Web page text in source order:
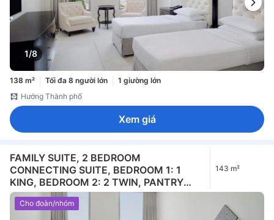
1/8
138 m² Tối đa 8 người lớn
1 giường lớn
Hướng Thành phố
Xem giá
FAMILY SUITE, 2 BEDROOM
CONNECTING SUITE, BEDROOM 1: 1
KING, BEDROOM 2: 2 TWIN, PANTRY
ACCESS (Family Suite, 2 Bedroom
Connecting Suite, Bedroom 1: 1 King,
143 m²
Cho đoàn/nhóm